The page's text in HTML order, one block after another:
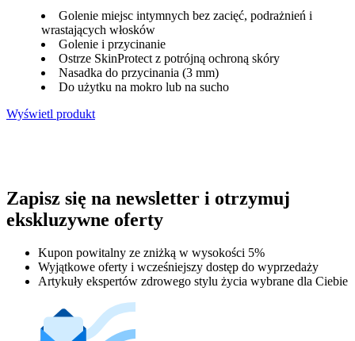
Golenie miejsc intymnych bez zacięć, podrażnień i
wrastających włosków
Golenie i przycinanie
Ostrze SkinProtect z potrójną ochroną skóry
Nasadka do przycinania (3 mm)
Do użytku na mokro lub na sucho
Wyświetl produkt
Zapisz się na newsletter i otrzymuj
ekskluzywne oferty
Kupon powitalny ze zniżką w wysokości 5%
Wyjątkowe oferty i wcześniejszy dostęp do wyprzedaży
Artykuły ekspertów zdrowego stylu życia wybrane dla Ciebie